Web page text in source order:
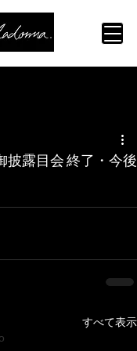
御披露目会 終了・今後
すべて表示